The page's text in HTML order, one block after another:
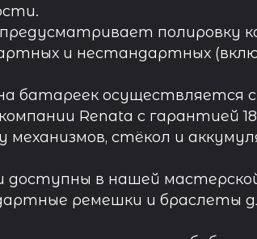
полировку
и нестандартных
батареек осуществляется
Renata с гарантией
механизмов, стёкол и
доступны в нашей
ремешки и браслеты